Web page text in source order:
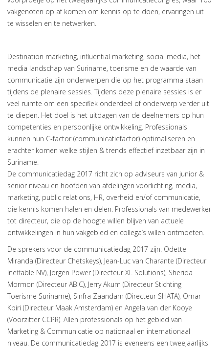
vakgenoten op af komen om kennis op te doen, ervaringen uit
te wisselen en te netwerken.
Destination marketing, influential marketing, social media, het
media landschap van Suriname, toerisme en de waarde van
communicatie zijn onderwerpen die op het programma staan
tijdens de plenaire sessies. Tijdens deze plenaire sessies is er
veel ruimte om een specifiek onderdeel of onderwerp verder uit
te diepen. Het doel is het uitdagen van de deelnemers op hun
competenties en persoonlijke ontwikkeling. Professionals
kunnen hun C-factor (communicatiefactor) optimaliseren en
erachter komen welke stijlen & trends effectief inzetbaar zijn in
Suriname.
De communicatiedag 2017 richt zich op adviseurs van junior &
senior niveau en hoofden van afdelingen voorlichting, media,
marketing, public relations, HR, overheid en/of communicatie,
die kennis komen halen en delen. Professionals van medewerker
tot directeur, die op de hoogte willen blijven van actuele
ontwikkelingen in hun vakgebied en collega’s willen ontmoeten.
De sprekers voor de communicatiedag 2017 zijn: Odette
Miranda (Directeur Chetskeys), Jean-Luc van Charante (Directeur
Ineffable NV), Jorgen Power (Directeur XL Solutions), Sherida
Mormon (Directeur ABIC), Jerry Akum (Directeur Stichting
Toerisme Suriname), Sinfra Zaandam (Directeur SHATA), Omar
Kbiri (Directeur Maak Amsterdam) en Angela van der Kooye
(Voorzitter CCPR). Allen professionals op het gebied van
Marketing & Communicatie op nationaal en internationaal
niveau. De communicatiedag 2017 is eveneens een tweejaarlijks